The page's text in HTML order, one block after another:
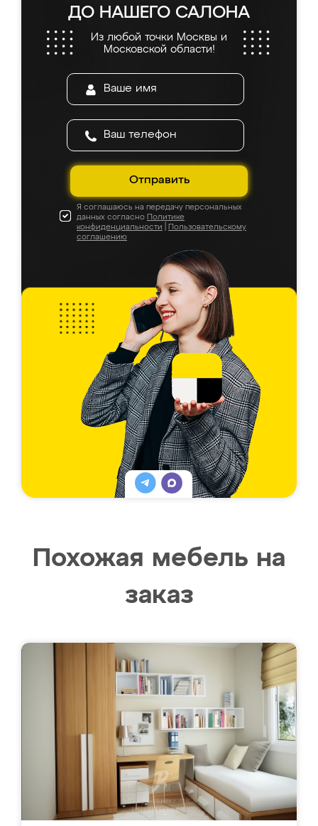
ДО НАШЕГО САЛОНА
Из любой точки Москвы и
Московской области!
Отправить
Я соглашаюсь на передачу персональных
данных согласно Политике
конфиденциальности
Пользовательскому
соглашению
Похожая мебель на
заказ